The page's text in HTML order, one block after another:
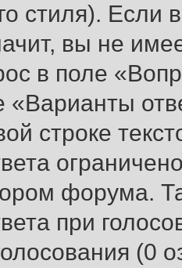
стиля). Если
вы не
в поле
«Варианты
строке
форума.
при
(0